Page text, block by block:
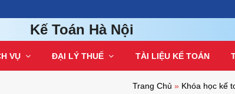
Kế Toán Hà Nội
VỤ ĐẠI LÝ THUẾ TÀI LIỆU KẾ TOÁN
Trang Chủ » Khóa học kế